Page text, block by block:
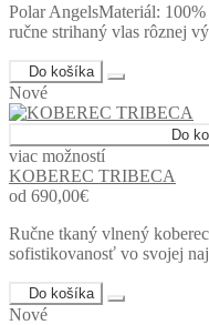
Polar AngelsMateriál:
ručne strihaný vlas rôznej
Do košíka
Nové
Do
viac možností
KOBEREC TRIBECA
od 690,00€
Ručne tkaný vlnený
sofistikovanosť vo svojej
Do košíka
Nové